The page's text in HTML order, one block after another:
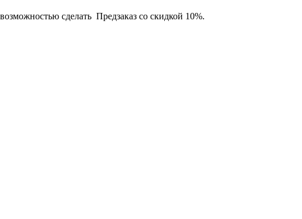
сделать Предзаказ со скидкой 10%.